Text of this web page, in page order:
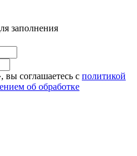
заполнения
соглашаетесь с политикой
об обработке